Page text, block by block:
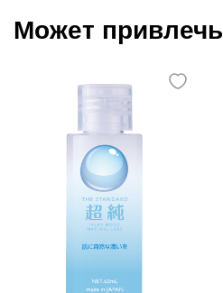
Может привлечь